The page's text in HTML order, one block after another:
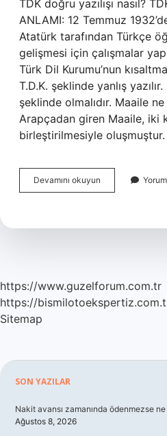
TDK doğru yazılışı nasıl?
ANLAMI: 12 Temmuz
Atatürk tarafından Türkçe
gelişmesi için çalışmalar
Türk Dil Kurumu’nun
T.D.K. şeklinde yanlış
şeklinde olmalıdır. Maaile
Arapçadan giren Maaile, iki
birleştirilmesiyle
Devamını okuyun
Nasıl
https://www.guzelforum.com.tr
https://
Sitemap
Sidebar
SON YAZILAR
Nakit avansı zamanında ödenmezse
Ağustos 8, 2026